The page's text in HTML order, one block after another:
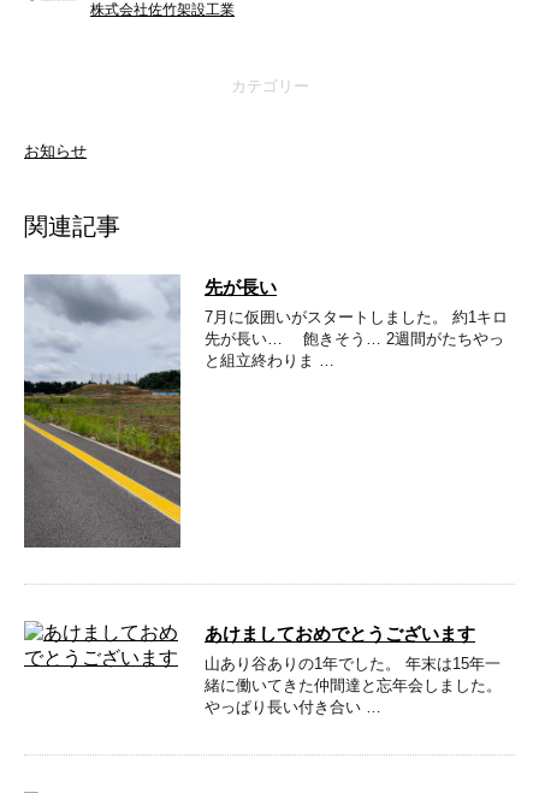
株式会社佐竹架設工業
カテゴリー
お知らせ
関連記事
先が長い
7月に仮囲いがスタートしました。 約1キロ
先が長い… 飽きそう… 2週間がたちやっ
と組立終わりま …
あけましておめでとうございます
山あり谷ありの1年でした。 年末は15年一
緒に働いてきた仲間達と忘年会しました。
やっぱり長い付き合い …